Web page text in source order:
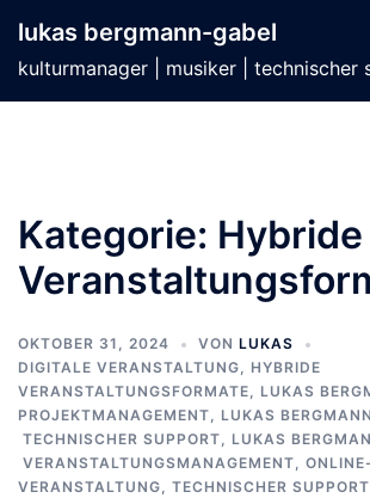
Inhalt
springen
lukas bergmann-gabel
kulturmanager | musiker | technischer
Kategorie: Hybride
OKTOBER 31, 2024 VON LUKAS
DIGITALE VERANSTALTUNG, HYBRIDE
VERANSTALTUNGSFORMATE, LUKAS
PROJEKTMANAGEMENT, LUKAS
TECHNISCHER SUPPORT, LUKAS
VERANSTALTUNGSMANAGEMENT, ONLINE-
VERANSTALTUNG, TECHNISCHER SUPPORT